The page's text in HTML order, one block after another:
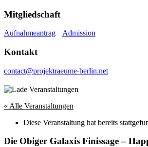
Mitgliedschaft
Aufnahmeantrag Admission
Kontakt
contact@projektraeume-berlin.net
« Alle Veranstaltungen
Diese Veranstaltung hat bereits
Die Obiger Galaxis Finissage –